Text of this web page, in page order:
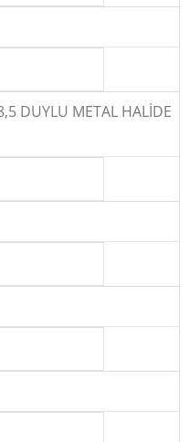
DUYLU METAL HALİDE